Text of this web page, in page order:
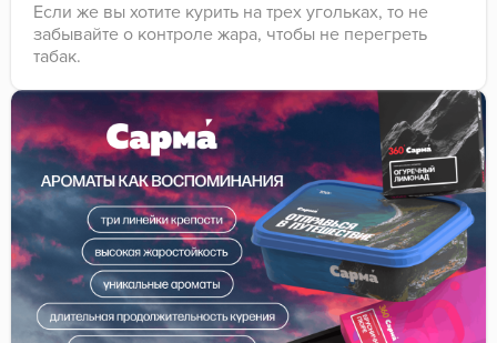
Если же вы хотите курить на трех угольках, то не
забывайте о контроле жара, чтобы не перегреть
табак.